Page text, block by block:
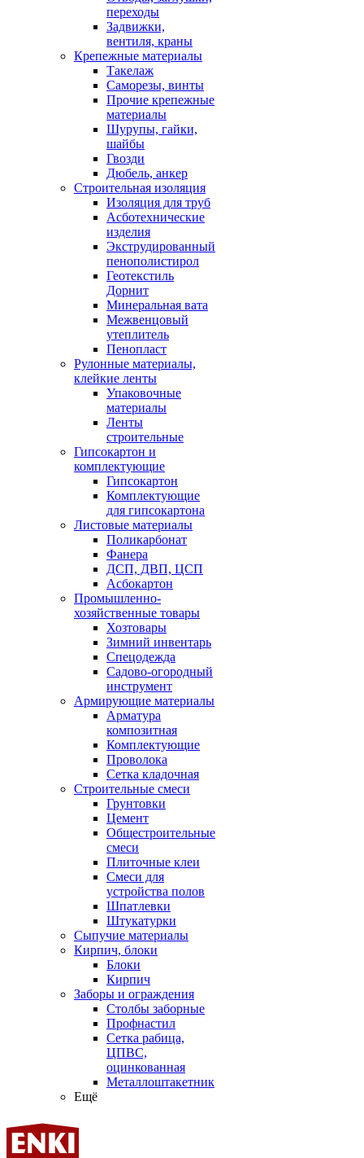
переходы
Задвижки,
вентиля, краны
Крепежные материалы
Такелаж
Саморезы, винты
Прочие крепежные
материалы
Шурупы, гайки,
шайбы
Гвозди
Дюбель, анкер
Строительная изоляция
Изоляция для труб
Асботехнические
изделия
Экструдированный
пенополистирол
Геотекстиль
Дорнит
Минеральная вата
Межвенцовый
утеплитель
Пенопласт
Рулонные материалы,
клейкие ленты
Упаковочные
материалы
Ленты
строительные
Гипсокартон и
комплектующие
Гипсокартон
Комплектующие
для гипсокартона
Листовые материалы
Поликарбонат
Фанера
ДСП, ДВП, ЦСП
Асбокартон
Промышленно-
хозяйственные товары
Хозтовары
Зимний инвентарь
Спецодежда
Садово-огородный
инструмент
Армирующие материалы
Арматура
композитная
Комплектующие
Проволока
Сетка кладочная
Строительные смеси
Грунтовки
Цемент
Общестроительные
смеси
Плиточные клеи
Смеси для
устройства полов
Шпатлевки
Штукатурки
Сыпучие материалы
Кирпич, блоки
Блоки
Кирпич
Заборы и ограждения
Столбы заборные
Профнастил
Сетка рабица,
ЦПВС,
оцинкованная
Металлоштакетник
Ещё